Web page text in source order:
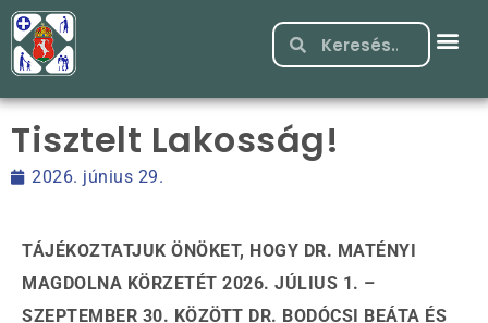
Tisztelt Lakosság!
2026. június 29.
TÁJÉKOZTATJUK ÖNÖKET, HOGY DR. MATÉNYI
MAGDOLNA KÖRZETÉT 2026. JÚLIUS 1. –
SZEPTEMBER 30. KÖZÖTT DR. BODÓCSI BEÁTA ÉS